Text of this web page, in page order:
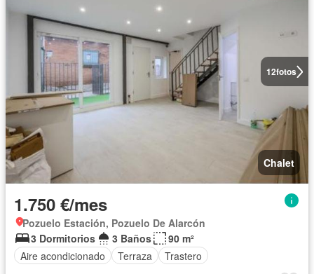
12fotos
Chalet
1.750 €/mes
Pozuelo Estación, Pozuelo De Alarcón
3 Dormitorios
3 Baños
90 m²
Aire acondicionado
Terraza Trastero